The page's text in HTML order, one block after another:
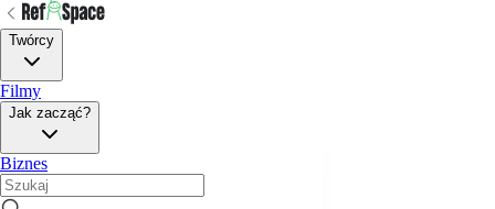
Twórcy
Filmy
Jak zacząć?
Biznes